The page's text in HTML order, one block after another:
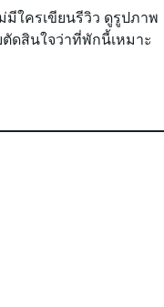
ใครเขียนรีวิว ดูรูปภาพ
ดสินใจว่าที่พักนี้เหมาะ